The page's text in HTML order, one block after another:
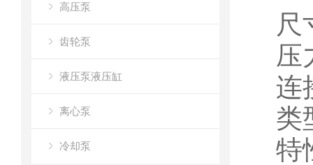
高压泵
齿轮泵
液压泵液压缸
离心泵
冷却泵
尺
压
连
类
特